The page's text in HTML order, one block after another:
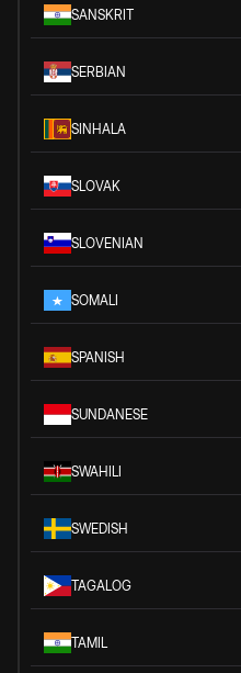
SANSKRIT
SERBIAN
SINHALA
SLOVAK
SLOVENIAN
SOMALI
SPANISH
SUNDANESE
SWAHILI
SWEDISH
TAGALOG
TAMIL